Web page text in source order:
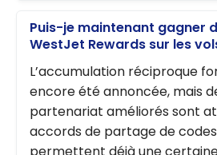
Puis-je maintenant gagner
WestJet Rewards sur les
L’accumulation réciproque
encore été annoncée, mais
partenariat améliorés sont
accords de partage de
permettent déjà une